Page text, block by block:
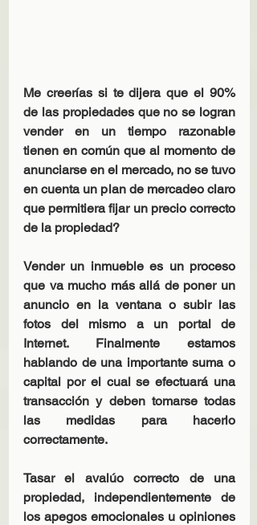
Me creerías si te dijera que el 90%
de las propiedades que no se logran
vender en un tiempo razonable
tienen en común que al momento de
anunciarse en el mercado, no se tuvo
en cuenta un plan de mercadeo claro
que permitiera fijar un precio correcto
de la propiedad?
Vender un inmueble es un proceso
que va mucho más allá de poner un
anuncio en la ventana o subir las
fotos del mismo a un portal de
Internet. Finalmente estamos
hablando de una importante suma o
capital por el cual se efectuará una
transacción y deben tomarse todas
las medidas para hacerlo
correctamente.
Tasar el avalúo correcto de una
propiedad, independientemente de
los apegos emocionales u opiniones